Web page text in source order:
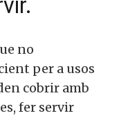
es fa
no
per a usos